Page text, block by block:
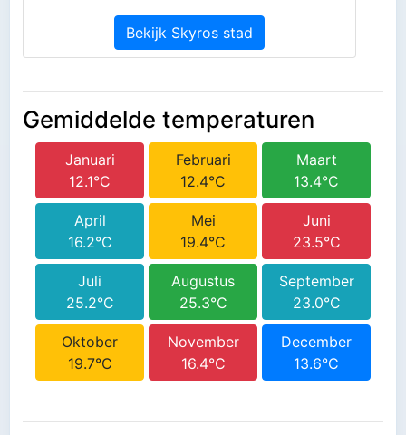
Bekijk Skyros stad
Gemiddelde temperaturen
Januari
12.1°C
Februari
12.4°C
Maart
13.4°C
April
16.2°C
Mei
19.4°C
Juni
23.5°C
Juli
25.2°C
Augustus
25.3°C
September
23.0°C
Oktober
19.7°C
November
16.4°C
December
13.6°C